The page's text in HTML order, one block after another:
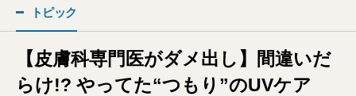
トピック
【皮膚科専門医がダメ出し】間違いだ
らけ!? やってた“つもり”のUVケア